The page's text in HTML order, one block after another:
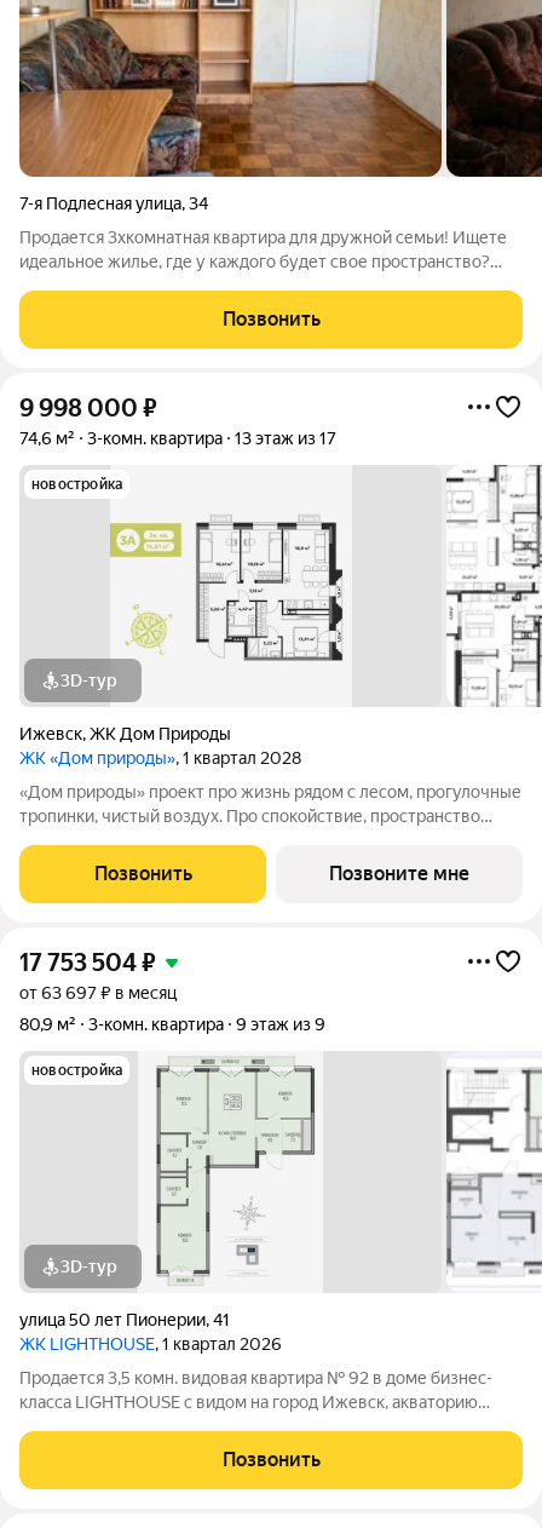
7-я Подлесная улица,34
Продается 3хкомнатная квартира для дружной семьи! Ищете
идеальное жилье, где у каждого будет свое пространство?
самых экологичных и развитых районов города! О квартире и
Позвонить
9 998 000 ₽
74,6 м² 3-комн. квартира 13 этаж из 17
новостройка
3D-тур
Ижевск,ЖК Дом Природы
ЖК «Дом природы», 1 квартал 2028
«Дом природы» проект про жизнь рядом с лесом, прогулочные
тропинки, чистый воздух. Про спокойствие, пространство
Жилой комплекс расположен в 10 минутах от центра города,
автомобилисты оценят
Позвонить Позвоните мне
17 753 504₽
от 63 697 ₽ в месяц
80,9 м²
3-комн. квартира 9 этаж из 9
новостройка
3D-тур
улица 50 лет Пионерии,41
ЖК LIGHTHOUSE, 1 квартал 2026
Продается 3,5 комн. видовая квартира № 92 в доме бизнес-
класса LIGHTHOUSE с видом на город Ижевск, акваторию
теплым подземным паркингом вблизи парка Кирова на ул. 50
лет Пионерии. В шаговой
Позвонить